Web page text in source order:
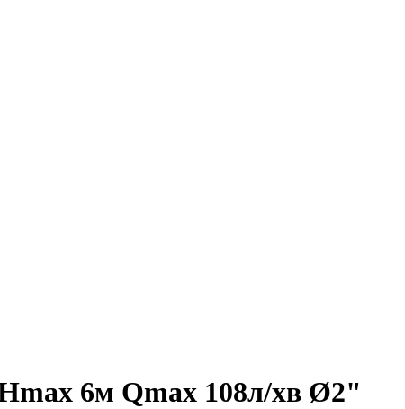
6м Qmax 108л/хв Ø2"